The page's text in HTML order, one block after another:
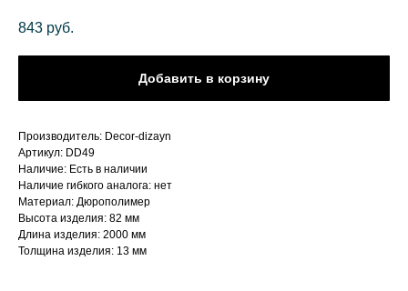
843 руб.
Добавить в корзину
Производитель: Decor-dizayn
Артикул: DD49
Наличие: Есть в наличии
Наличие гибкого аналога: нет
Материал: Дюрополимер
Высота изделия: 82 мм
Длина изделия: 2000 мм
Толщина изделия: 13 мм